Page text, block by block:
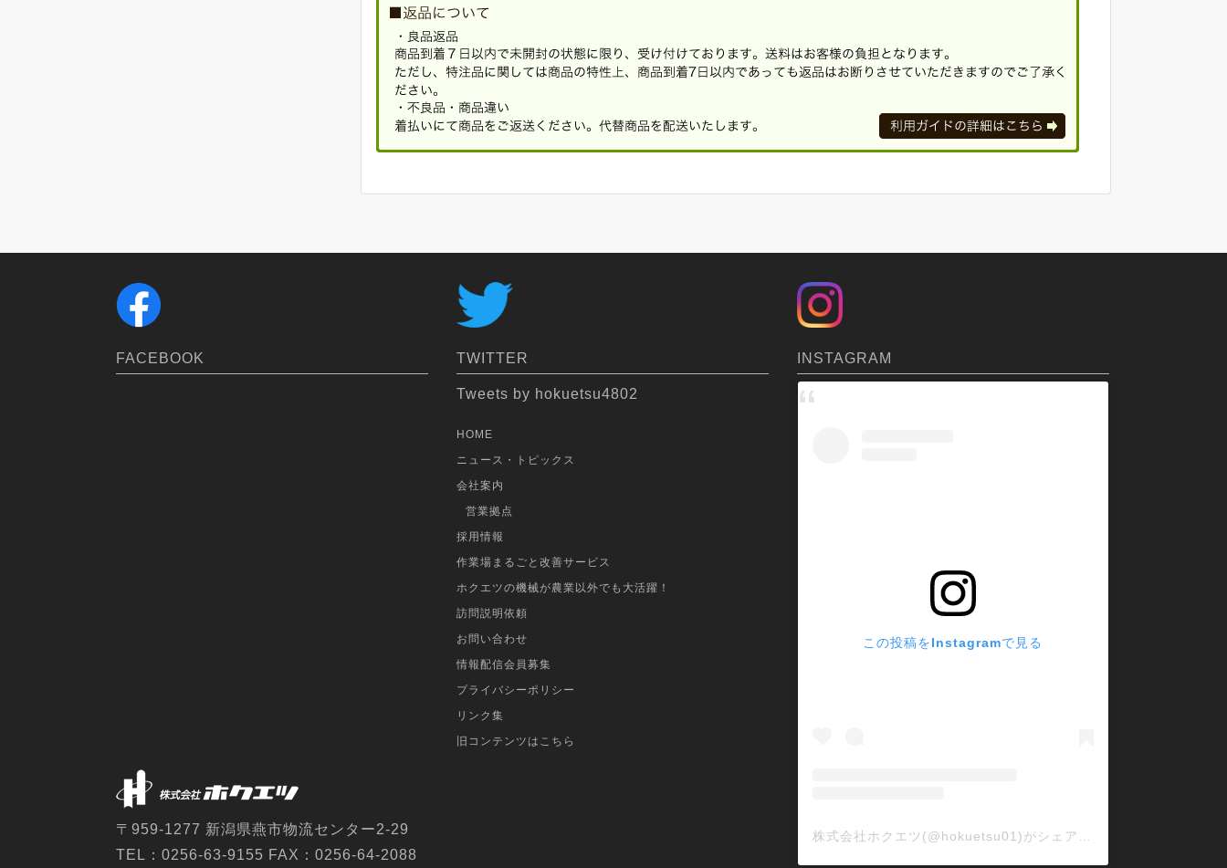
FACEBOOK
〒959-1277 新潟県燕市物流センター2-29
TEL：0256-63-9155 FAX：0256-64-2088
TWITTER
Tweets by hokuetsu4802
HOME
ニュース・トピックス
会社案内
営業拠点
採用情報
作業場まるごと改善サービス
ホクエツの機械が農業以外でも大活躍！
訪問説明依頼
お問い合わせ
情報配信会員募集
プライバシーポリシー
リンク集
旧コンテンツはこちら
INSTAGRAM
この投稿をInstagramで見る